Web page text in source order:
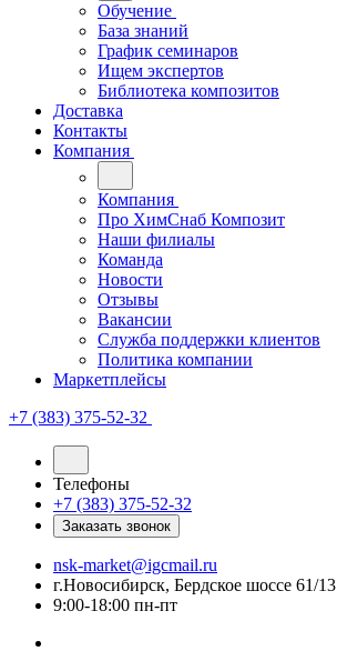
Обучение
База знаний
График семинаров
Ищем экспертов
Библиотека композитов
Доставка
Контакты
Компания
Компания
Про ХимСнаб Композит
Наши филиалы
Команда
Новости
Отзывы
Вакансии
Служба поддержки клиентов
Политика компании
Маркетплейсы
+7 (383) 375-52-32
Телефоны
+7 (383) 375-52-32
Заказать звонок
nsk-market@igcmail.ru
г.Новосибирск, Бердское шоссе 61/13
9:00-18:00 пн-пт